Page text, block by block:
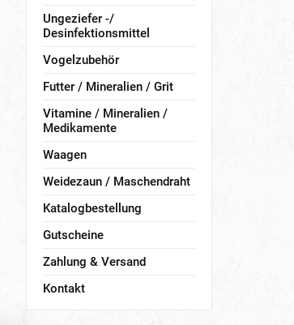
Ungeziefer -/
Desinfektionsmittel
Vogelzubehör
Futter / Mineralien / Grit
Vitamine / Mineralien /
Medikamente
Waagen
Weidezaun / Maschendraht
Katalogbestellung
Gutscheine
Zahlung & Versand
Kontakt